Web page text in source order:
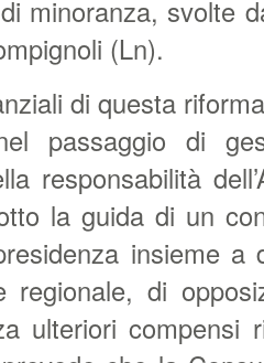
minoranza, svolte
(Ln).
di questa
passaggio di
responsabilità
la guida di un
insieme a
regionale, di
ulteriori compensi